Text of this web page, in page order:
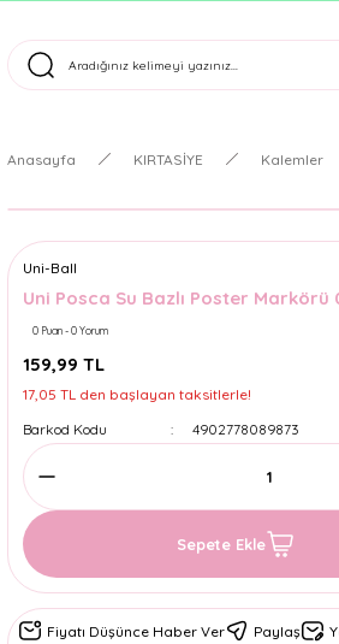
Tüm Siparişler Aynı Gün
Anasayfa KIRTASİYE Kalemler
Uni-Ball
Uni Posca Su Bazlı Poster Markörü
0 Puan - 0 Yorum
159,99 TL
17,05 TL den başlayan taksitlerle!
Barkod Kodu
4902778089873
Sepete Ekle
Fiyatı Düşünce Haber Ver Paylaş